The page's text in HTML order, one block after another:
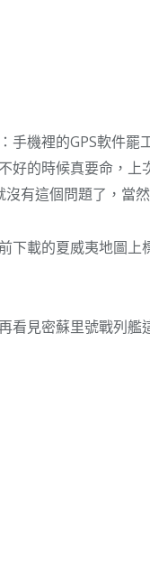
手機裡的GPS軟件
好的時候真要命，
有這個問題了，當
下載的夏威夷地圖
看見密蘇里號戰列艦